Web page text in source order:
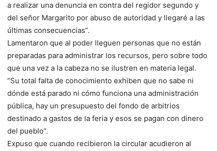
a realizar una denuncia en contra del regidor segundo y
del señor Margarito por abuso de autoridad y llegaré a las
últimas consecuencias”.
Lamentaron que al poder lleguen personas que no están
preparadas para administrar los recursos, pero sobre todo
que una vez a la cabeza no se ilustren en materia legal.
“Su total falta de conocimiento exhiben que no sabe ni
dónde está parado ni cómo funciona una administración
pública, hay un presupuesto del fondo de arbitrios
destinado a gastos de la feria y esos se pagan con dinero
del pueblo”.
Expuso que cuando recibieron la circular acudieron al